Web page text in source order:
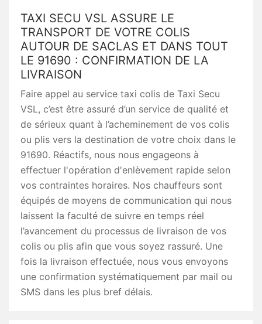
TAXI SECU VSL ASSURE LE
TRANSPORT DE VOTRE COLIS
AUTOUR DE SACLAS ET DANS TOUT
LE 91690 : CONFIRMATION DE LA
LIVRAISON
Faire appel au service taxi colis de Taxi Secu
VSL, c’est être assuré d’un service de qualité et
de sérieux quant à l’acheminement de vos colis
ou plis vers la destination de votre choix dans le
91690. Réactifs, nous nous engageons à
effectuer l'opération d'enlèvement rapide selon
vos contraintes horaires. Nos chauffeurs sont
équipés de moyens de communication qui nous
laissent la faculté de suivre en temps réel
l’avancement du processus de livraison de vos
colis ou plis afin que vous soyez rassuré. Une
fois la livraison effectuée, nous vous envoyons
une confirmation systématiquement par mail ou
SMS dans les plus bref délais.